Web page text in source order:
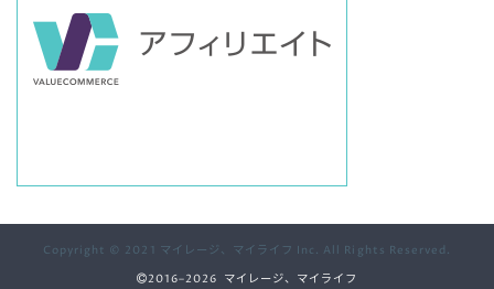
Copyright © 2021 マイレージ、マイライフ Inc. All Rights Reserved.
2016–2026 マイレージ、マイライフ